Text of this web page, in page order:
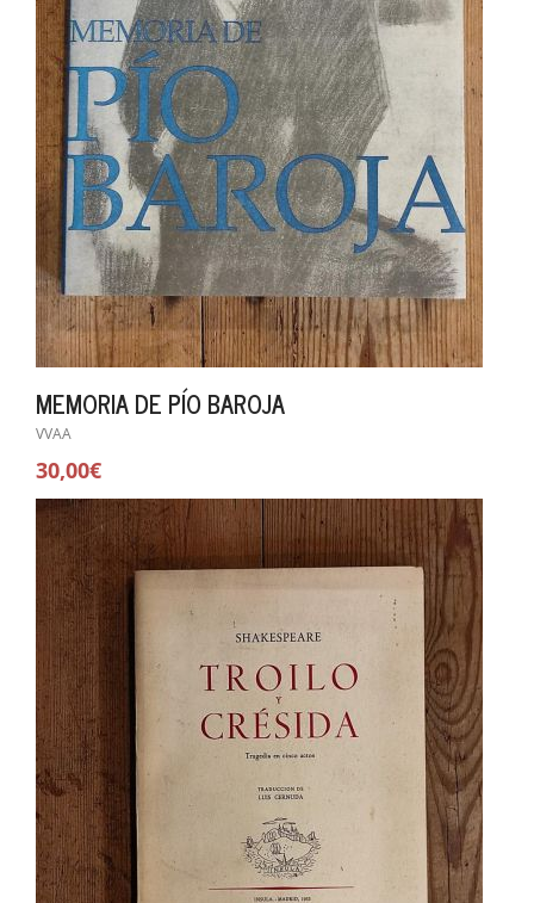
MEMORIA DE PÍO BAROJA
VVAA
30,00€